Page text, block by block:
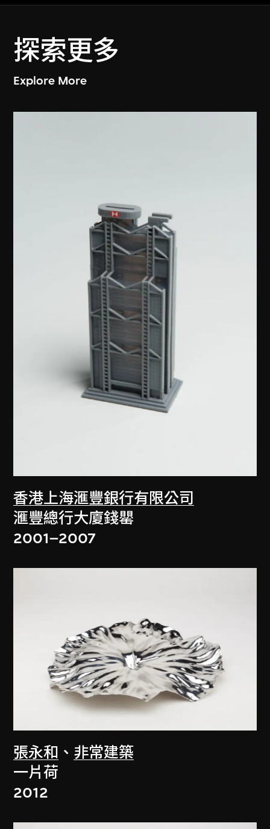
探索更多
Explore More
香港上海滙豐銀行有限公司
滙豐總行大廈錢罌
2001–2007
張永和 、 非常建築
一片荷
2012